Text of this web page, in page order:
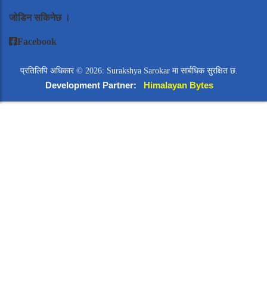
जोडिन सकिनेछ ।
Facebook
प्रतिलिपि अधिकार © 2026: Surakshya Sarokar मा सार्बधिक सुरक्षित छ.
Development Partner: Himalayan Bytes